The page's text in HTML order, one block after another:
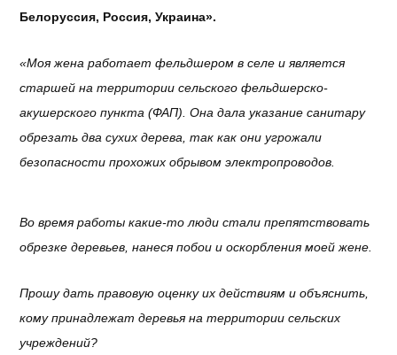
Белоруссия, Россия, Украина».
«Моя жена работает фельдшером в селе и является
старшей на территории сельского фельдшерско-
акушерского пункта (ФАП). Она дала указание санитару
обрезать два сухих дерева, так как они угрожали
безопасности прохожих обрывом электропроводов.
Во время работы какие-то люди стали препятствовать
обрезке деревьев, нанеся побои и оскорбления моей жене.
Прошу дать правовую оценку их действиям и объяснить,
кому принадлежат деревья на территории сельских
учреждений?